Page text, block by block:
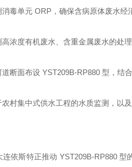
消毒单元 ORP，确保含病原体废水经
高浓度有机废水、含重金属废水的处
道断面布设 YST209B-RP880 型，结
农村集中式供水工程的水质监测，以
连依斯特正推动 YST209B-RP880